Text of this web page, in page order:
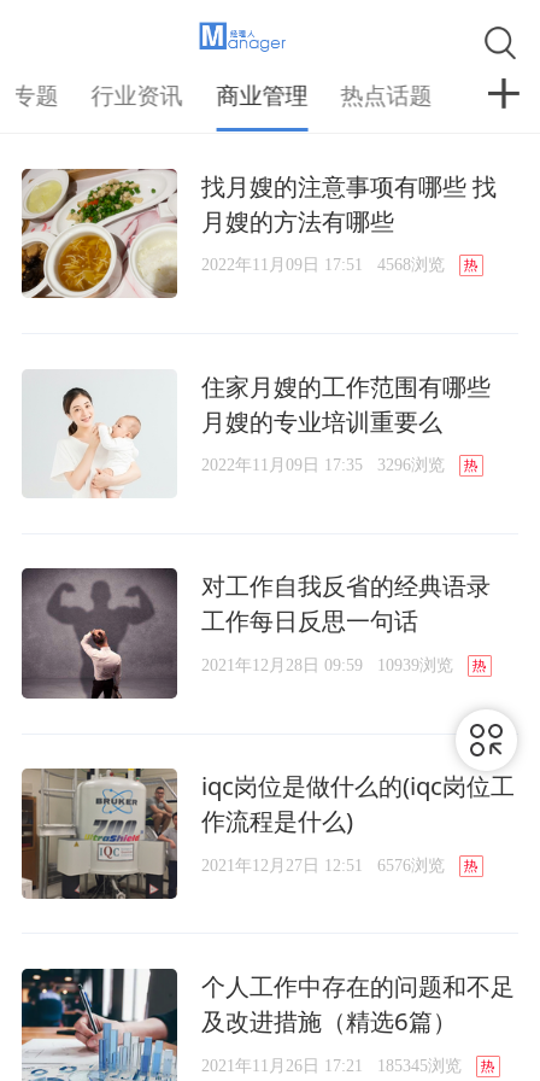
专题 行业资讯 商业管理 热点话题
找月嫂的注意事项有哪些 找
月嫂的方法有哪些
2022年11月09日 17:51 4568浏览
住家月嫂的工作范围有哪些
月嫂的专业培训重要么
2022年11月09日 17:35 3296浏览
对工作自我反省的经典语录
工作每日反思一句话
2021年12月28日 09:59 10939浏览
iqc岗位是做什么的(iqc岗位工
作流程是什么)
2021年12月27日 12:51 6576浏览
个人工作中存在的问题和不足
及改进措施（精选6篇）
2021年11月26日 17:21 185345浏览